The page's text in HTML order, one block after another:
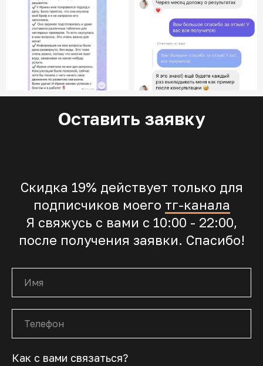
Оставить заявку
Скидка 19% действует только для
подписчиков моего тг-канала
Я свяжусь с вами с 10:00 - 22:00,
после получения заявки. Спасибо!
Как с вами связаться?